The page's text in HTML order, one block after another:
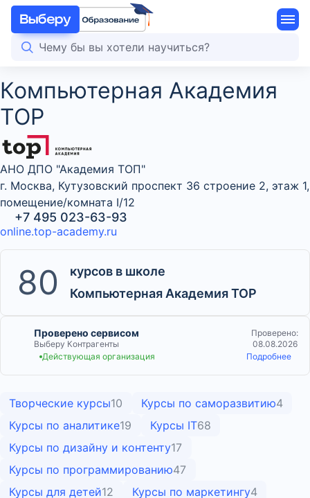
Компьютерная Академия
TOP
+7 495 023-63-93
АНО ДПО "Академия ТОП"
г. Москва, Кутузовский проспект 36 строение 2, этаж 1,
помещение/комната I/12
online.top-academy.ru
80
курсов в школе
Компьютерная Академия TOP
Проверено сервисом
Выберу Контрагенты
Проверено:
08.08.2026
Действующая организация
Подробнее
Творческие курсы10 Курсы по саморазвитию4
Курсы по аналитике19 Курсы IT68
Курсы по дизайну и контенту17
Курсы по программированию47
Курсы для детей12 Курсы по маркетингу4